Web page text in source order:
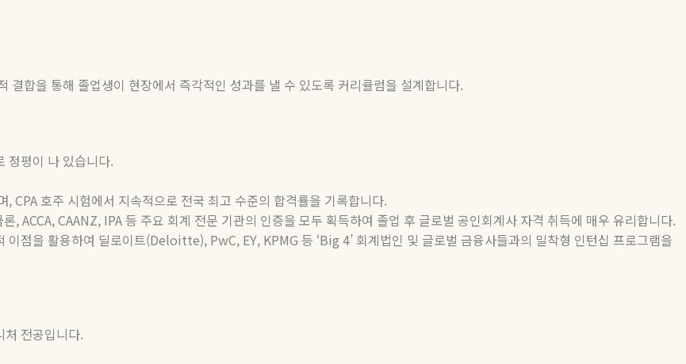
결합을 통해 졸업생이 현장에서 즉각적인 성과를 낼 수 있도록 커리큘럼을 설계합니다.
정평이 나 있습니다.
, CPA 호주 시험에서 지속적으로 전국 최고 수준의 합격률을 기록합니다.
론, ACCA, CAANZ, IPA 등 주요 회계 전문 기관의 인증을 모두 획득하여 졸업 후 글로벌 공인회계사 자격 취득에 매우 유리합니다.
이점을 활용하여 딜로이트(Deloitte), PwC, EY, KPMG 등 ‘Big 4’ 회계법인 및 글로벌 금융사들과의 밀착형 인턴십 프로그램을
처 전공입니다.